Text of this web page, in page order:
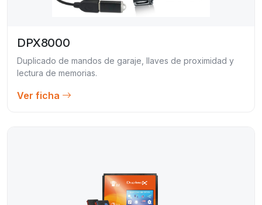
DPX8000
Duplicado de mandos de garaje, llaves de proximidad y
lectura de memorias.
Ver ficha